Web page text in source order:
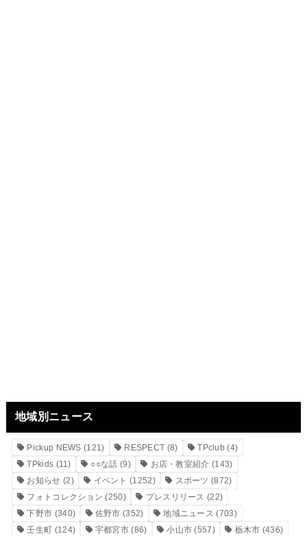
地域別ニュース
Pickup NEWS (121) RESPECT (8) TPclub (4)
TPkids (11) ○○な話 (9) お店・教室紹介 (143)
お知らせ (2) イベント (1252) スポーツ (872)
フォトコレクション (250) プレスリリース (22)
下野市 (340) 佐野市 (352) 地域ニュース (703)
壬生町 (124) 宇都宮市 (86) 小山市 (557) 栃木市 (436)